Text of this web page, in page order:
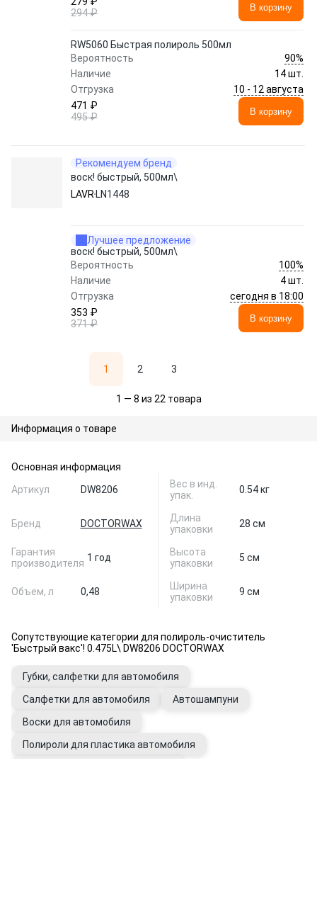
294 ₽
В корзину
RW5060 Быстрая полироль 500мл
Вероятность
90%
Наличие
14 шт.
Отгрузка
10 - 12 августа
471 ₽
495 ₽
В корзину
Рекомендуем бренд
воск! быстрый, 500мл\
LAVR LN1448
Лучшее предложение
воск! быстрый, 500мл\
Вероятность
100%
Наличие
4 шт.
Отгрузка
сегодня в 18:00
353 ₽
371 ₽
В корзину
1 2 3
1 — 8 из 22 товара
Информация о товаре
Основная информация
Артикул
DW8206
Бренд DOCTORWAX
Гарантия
производителя 1 год
Объем, л 0,48
Вес в инд.
упак.
0.54 кг
Длина
упаковки
28 см
Высота
упаковки
5 см
Ширина
упаковки
9 см
Сопутствующие категории для полироль-очиститель
'Быстрый вакс'! 0.475L\ DW8206 DOCTORWAX
Губки, салфетки для автомобиля
Салфетки для автомобиля
Автошампуни
Воски для автомобиля
Полироли для пластика автомобиля